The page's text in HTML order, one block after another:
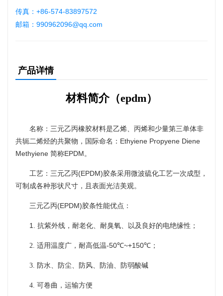
传真：+86-574-83897572
邮箱：990962096@qq.com
产品详情
材料简介（epdm）
名称：三元乙丙橡胶材料是乙烯、丙烯和少量第三单体非
共轭二烯烃的共聚物，国际命名： Ethyiene Propyene Diene
Methyiene 简称EPDM 。
工艺：三元乙丙(EPDM) 胶条采用微波硫化工艺一次成型，
可制成各种形状尺寸，且表面光洁美观。
三元乙丙(EPDM) 胶条性能优点：
1. 抗紫外线，耐老化、耐臭氧、以及良好的电绝缘性；
2. 适用温度广，耐高低温-50℃~+150℃ ；
3. 防水、防尘、防风、防油、防弱酸碱
4. 可卷曲，运输方便